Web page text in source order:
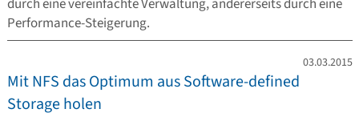
durch eine vereinfachte Verwaltung, andererseits durch eine
Performance-Steigerung.
03.03.2015
Mit NFS das Optimum aus Software-defined
Storage holen